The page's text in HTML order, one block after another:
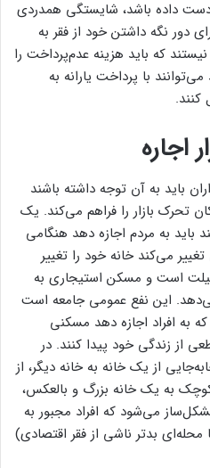
دست داده باشد، شایستگی همدردی
دور نگه داشتن خود از فقر به
که باید هزینه عدم‌پرداخت را
با پرداخت یارانه به
اجاره
باید به آن توجه داشته باشند
تحرک بازار را فراهم می‌کند. یک
باید به مردم اجازه دهد هنگامی
می‌کند خانه خود را تغییر
است و مسکن استیجاری به
این نفع عمومی جامعه است
به افراد اجازه دهد مسکنی
از زندگی خود پیدا کنند. در
از یک خانه به خانه دیگر، از
به یک خانه بزرگ و بالعکس،
می‌شود که افراد مجبور به
محله‌‌‌‌ای بدتر ناشی از فقر اقتصادی)